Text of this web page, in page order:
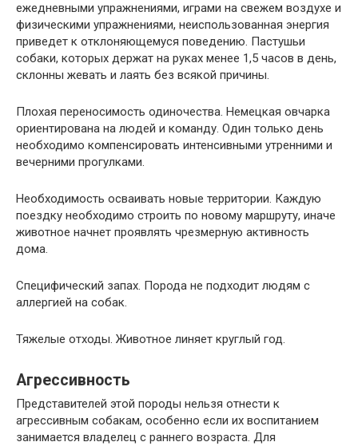
ежедневными упражнениями, играми на свежем воздухе и
физическими упражнениями, неиспользованная энергия
приведет к отклоняющемуся поведению. Пастушьи
собаки, которых держат на руках менее 1,5 часов в день,
склонны жевать и лаять без всякой причины.
Плохая переносимость одиночества. Немецкая овчарка
ориентирована на людей и команду. Один только день
необходимо компенсировать интенсивными утренними и
вечерними прогулками.
Необходимость осваивать новые территории. Каждую
поездку необходимо строить по новому маршруту, иначе
животное начнет проявлять чрезмерную активность
дома.
Специфический запах. Порода не подходит людям с
аллергией на собак.
Тяжелые отходы. Животное линяет круглый год.
Агрессивность
Представителей этой породы нельзя отнести к
агрессивным собакам, особенно если их воспитанием
занимается владелец с раннего возраста. Для